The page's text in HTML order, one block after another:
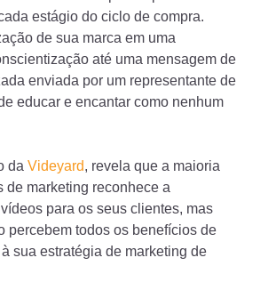
estágio do ciclo de compra.
de sua marca em uma
até uma mensagem de
enviada por um representante de
educar e encantar como nenhum
da Videyard, revela que a maioria
de marketing reconhece a
para os seus clientes, mas
percebem todos os benefícios de
sua estratégia de marketing de